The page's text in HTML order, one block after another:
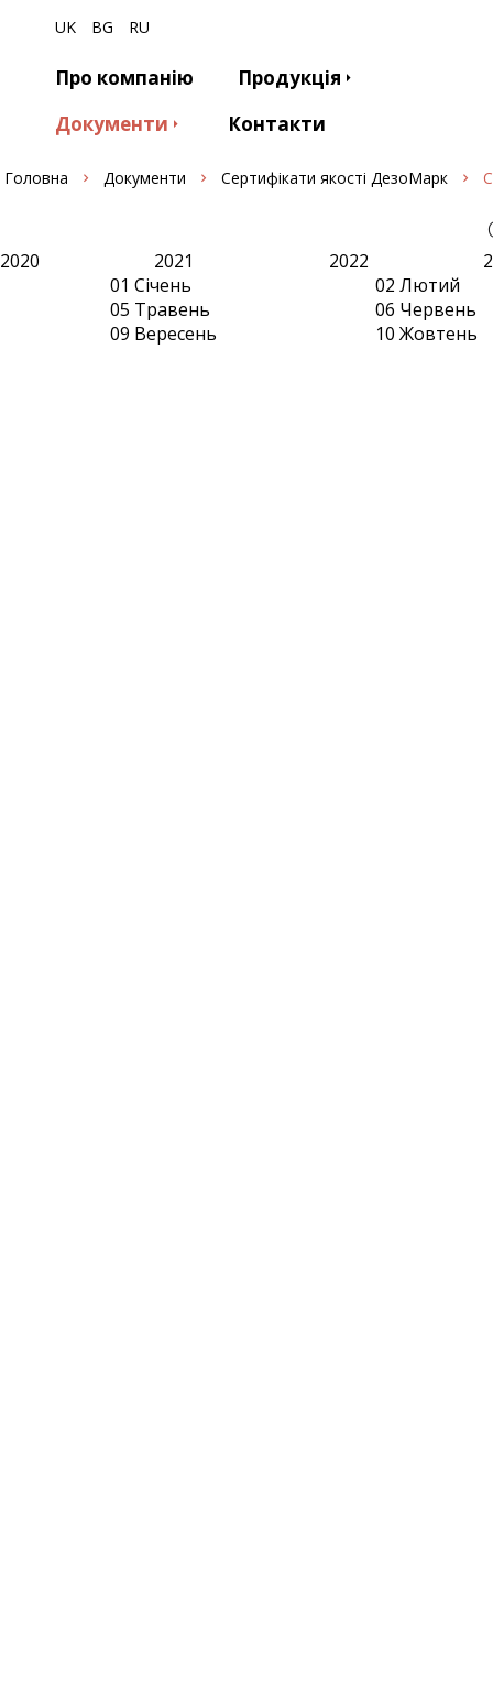
UK BG RU
Про компанію
Продукція
Документи
Контакти
Головна Документи Сертифікати якості ДезоМарк
2020 2021 2022
01 Січень
02 Лютий
05 Травень
06 Червень
09 Вересень
10 Жовтень